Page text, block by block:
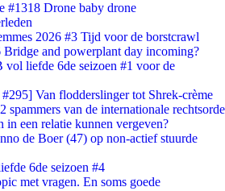
#1318 Drone baby drone
2026 #3 Tijd voor de borstcrawl
and powerplant day incoming?
liefde 6de seizoen #1 voor de
Van flodderslinger tot Shrek-crème
van de internationale rechtsorde
in een relatie kunnen vergeven?
de Boer (47) op non-actief stuurde
6de seizoen #4
met vragen. En soms goede